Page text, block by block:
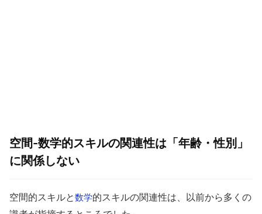
空間-数学的スキルの関連性は「年齢・性別」
に関係しない
空間的スキルと数学的スキルの関連性は、以前から多くの